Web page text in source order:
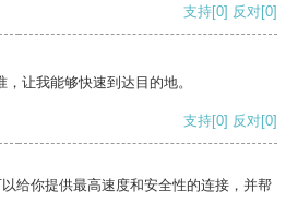
支持[0] 反对[0]
让我能够快速到达目的地。
支持[0] 反对[0]
给你提供最高速度和安全性的连接，并帮